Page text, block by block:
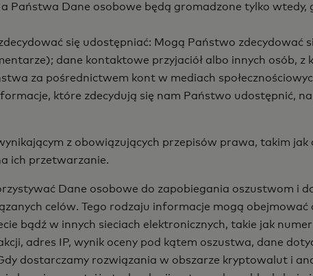
Państwa Dane osobowe będą gromadzone tylko wtedy,
się udostępniać: Mogą Państwo zdecydować
dane kontaktowe przyjaciół albo innych osób,
za pośrednictwem kont w mediach
które zdecydują się nam Państwo udostępnić, na
z obowiązujących przepisów prawa, takim jak
ich przetwarzanie.
Dane osobowe do zapobiegania oszustwom i
celów. Tego rodzaju informacje mogą
bądź w innych sieciach elektronicznych, takie jak
adres IP, wynik oceny pod kątem oszustwa, dane
dostarczamy rozwiązania w obszarze kryptowalut i